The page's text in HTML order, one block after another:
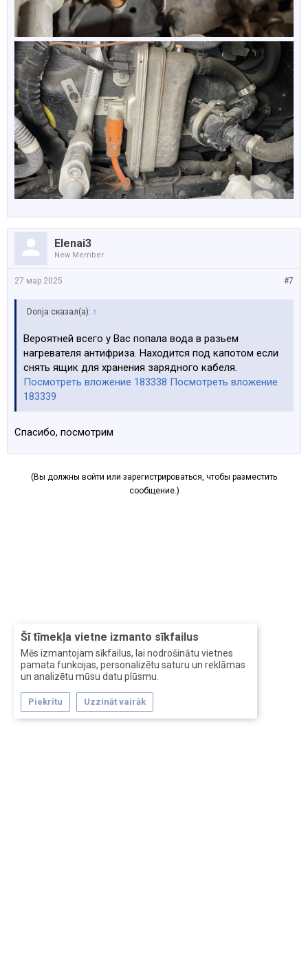
Šī tīmekļa vietne izmanto sīkfailus
Mēs izmantojam sīkfailus, lai nodrošinātu vietnes
pamata funkcijas, personalizētu saturu un reklāmas
un analizētu mūsu datu plūsmu.
Piekrītu Uzzināt vairāk
Elenai3
New Member
#7
27 мар 2025
Donja сказал(а): ↑
Вероятней всего у Вас попала вода в разьем
нагревателя антифриза. Находится под капотом если
снять ящик для хранения зарядного кабеля.
Посмотреть вложение 183338 Посмотреть вложение
183339
Спасибо, посмотрим
(Вы должны войти или зарегистрироваться, чтобы разместить
сообщение.)